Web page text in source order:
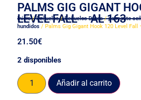
PALMS GIG GIGANT
LEVEL FALL – AL 163
Inicio/Señuelos/Señuelos Duros/paseante
hundidos / Palms Gig Gigant Hook 120 Level Fall
21.50€
2 disponibles
Añadir al carrito